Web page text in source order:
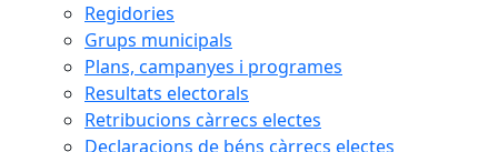
Regidories
Grups municipals
Plans, campanyes i programes
Resultats electorals
Retribucions càrrecs electes
Declaracions de béns càrrecs electes